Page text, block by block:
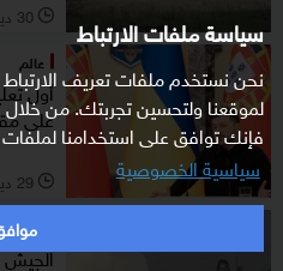
سياسة ملفات الارتباط
نحن نستخدم ملفات تعريف
لموقعنا ولتحسين تجربتك. من خلال
فإنك توافق على استخدامنا لملفات
سياسية الخصوصية
l 30 ديسمبر 2025
عالم
أول
على
l 29 ديسمبر 2025
عالم
الجيش